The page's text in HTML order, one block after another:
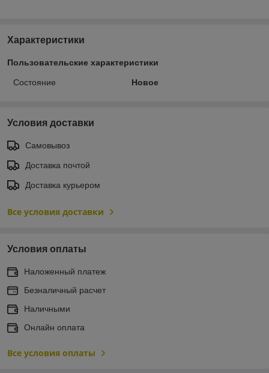
Характеристики
Пользовательские характеристики
Состояние Новое
Условия доставки
Самовывоз
Доставка почтой
Доставка курьером
Все условия доставки
Условия оплаты
Наложенный платеж
Безналичный расчет
Наличными
Онлайн оплата
Все условия оплаты